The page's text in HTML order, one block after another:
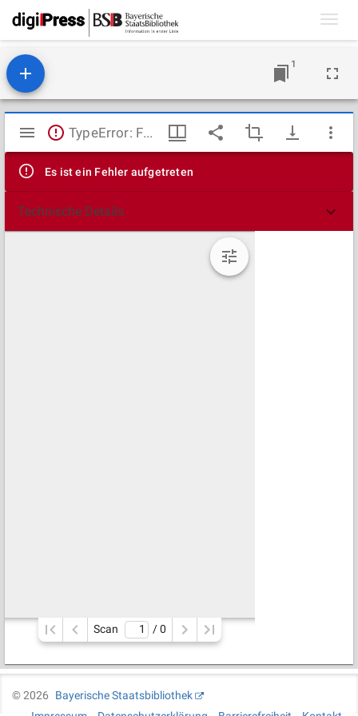
1
Mirador
Viewer
TypeError: Failed to fetch
Es ist ein Fehler aufgetreten
Technische Details
Scan / 0
©2026
Bayerische Staatsbibliothek